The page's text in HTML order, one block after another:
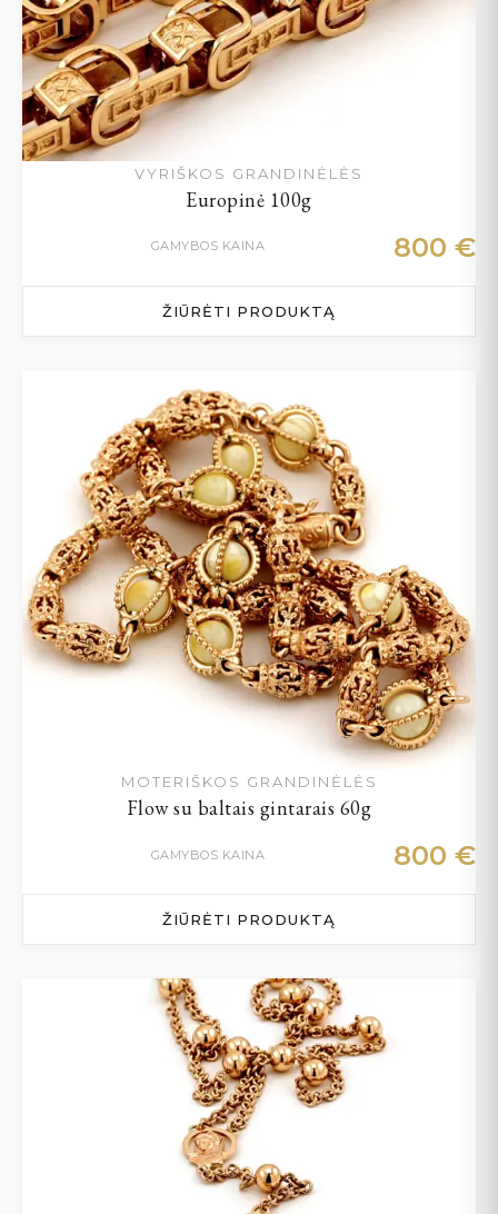
VYRIŠKOS GRANDINĖLĖS
Europinė 100g
GAMYBOS KAINA 800 €
ŽIŪRĖTI PRODUKTĄ
MOTERIŠKOS GRANDINĖLĖS
Flow su baltais gintarais 60g
GAMYBOS KAINA 800 €
ŽIŪRĖTI PRODUKTĄ